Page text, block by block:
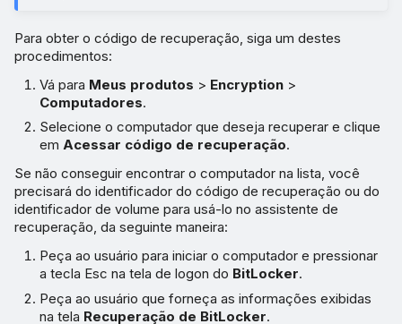
Para obter o código de recuperação, siga um destes
procedimentos:
Vá para Meus produtos > Encryption >
Computadores.
Selecione o computador que deseja recuperar e clique
emAcessar código de recuperação.
Se não conseguir encontrar o computador na lista, você
precisará do identificador do código de recuperação ou do
identificador de volume para usá-lo no assistente de
recuperação, da seguinte maneira:
Peça ao usuário para iniciar o computador e pressionar
a tecla Esc na tela de logon do BitLocker.
Peça ao usuário que forneça as informações exibidas
na tela Recuperação de BitLocker.